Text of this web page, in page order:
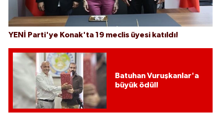
YENİ Parti'ye Konak'ta 19 meclis üyesi katıldı!
Batuhan Vuruşkanlar'a
büyük ödül!